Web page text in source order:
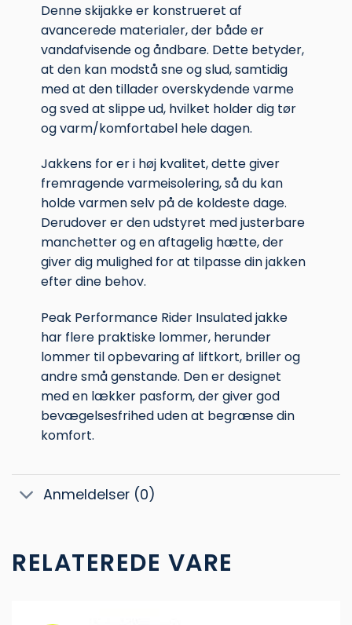
Denne skijakke er konstrueret af
avancerede materialer, der både er
vandafvisende og åndbare. Dette betyder,
at den kan modstå sne og slud, samtidig
med at den tillader overskydende varme
og sved at slippe ud, hvilket holder dig tør
og varm/komfortabel hele dagen.
Jakkens for er i høj kvalitet, dette giver
fremragende varmeisolering, så du kan
holde varmen selv på de koldeste dage.
Derudover er den udstyret med justerbare
manchetter og en aftagelig hætte, der
giver dig mulighed for at tilpasse din jakken
efter dine behov.
Peak Performance Rider Insulated jakke
har flere praktiske lommer, herunder
lommer til opbevaring af liftkort, briller og
andre små genstande. Den er designet
med en lækker pasform, der giver god
bevægelsesfrihed uden at begrænse din
komfort.
Anmeldelser (0)
RELATEREDE VARE